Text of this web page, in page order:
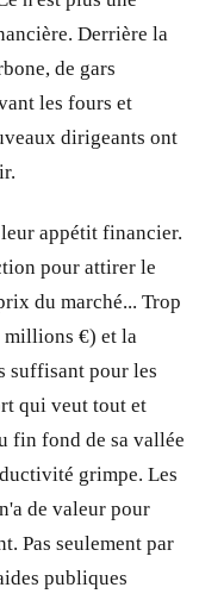
Derrière la
de gars
les fours et
dirigeants ont
appétit financier.
pour attirer le
du marché... Trop
millions €) et la
suffisant pour les
qui veut tout et
fin fond de sa vallée
grimpe. Les
de valeur pour
Pas seulement par
publiques